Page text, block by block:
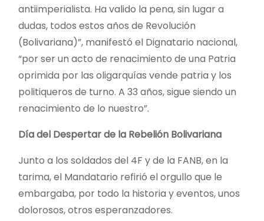
antiimperialista. Ha valido la pena, sin lugar a
dudas, todos estos años de Revolución
(Bolivariana)”, manifestó el Dignatario nacional,
“por ser un acto de renacimiento de una Patria
oprimida por las oligarquías vende patria y los
politiqueros de turno. A 33 años, sigue siendo un
renacimiento de lo nuestro”.
Día del Despertar de la Rebelión Bolivariana
Junto a los soldados del 4F y de la FANB, en la
tarima, el Mandatario refirió el orgullo que le
embargaba, por todo la historia y eventos, unos
dolorosos, otros esperanzadores.